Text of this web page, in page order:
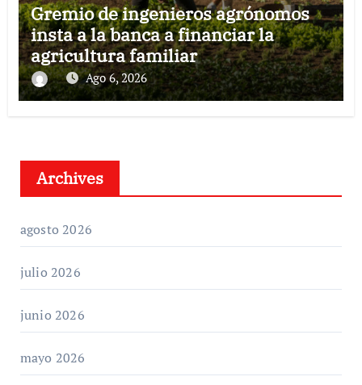
Gremio de ingenieros agrónomos
insta a la banca a financiar la
agricultura familiar
Ago 6, 2026
Archives
agosto 2026
julio 2026
junio 2026
mayo 2026